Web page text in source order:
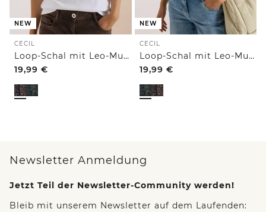
NEW
CECIL
Loop-Schal mit Leo-Muster
19,99 €
NEW
CECIL
Loop-Schal mit Leo-Muster
19,99 €
Newsletter Anmeldung
Jetzt Teil der Newsletter-Community werden!
Bleib mit unserem Newsletter auf dem Laufenden: